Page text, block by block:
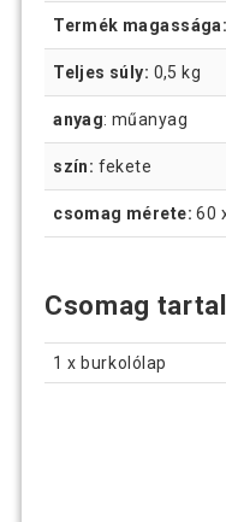
Termék magassága:
Teljes súly: 0,5 kg
anyag: műanyag
szín: fekete
csomag mérete: 60
Csomag
1 x burkolólap